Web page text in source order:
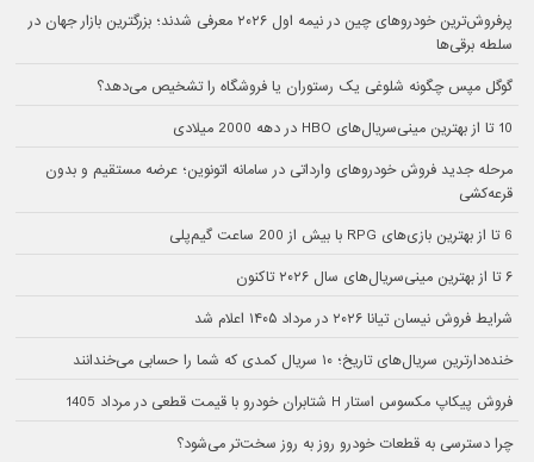
پرفروش‌ترین خودروهای چین در نیمه اول ۲۰۲۶ معرفی شدند؛ بزرگترین بازار جهان در
سلطه برقی‌ها
گوگل مپس چگونه شلوغی یک رستوران یا فروشگاه را تشخیص می‌دهد؟
10 تا از بهترین مینی‌سریال‌های HBO در دهه 2000 میلادی
مرحله جدید فروش خودروهای وارداتی در سامانه اتونوین؛ عرضه مستقیم و بدون
قرعه‌کشی
6 تا از بهترین بازی‌های RPG با بیش از 200 ساعت گیم‌پلی
۶ تا از بهترین مینی‌سریال‌های سال ۲۰۲۶ تاکنون
شرایط فروش نیسان تیانا ۲۰۲۶ در مرداد ۱۴۰۵ اعلام شد
خنده‌دارترین سریال‌های تاریخ؛ ۱۰ سریال کمدی که شما را حسابی می‌خندانند
فروش پیکاپ مکسوس استار H شتابران خودرو با قیمت قطعی در مرداد 1405
چرا دسترسی به قطعات خودرو روز به روز سخت‌تر می‌شود؟